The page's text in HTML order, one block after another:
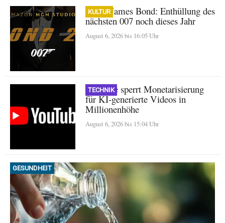
KULTUR
Neuer James Bond: Enthüllung des
nächsten 007 noch dieses Jahr
August 6, 2026 bis 16:05 Uhr
TECHNIK
YouTube sperrt Monetarisierung
für KI-generierte Videos in
Millionenhöhe
August 6, 2026 bis 15:04 Uhr
GESUNDHEIT